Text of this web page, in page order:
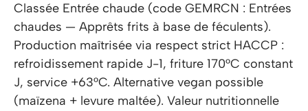
Classée Entrée chaude (code GEMRCN : Entrées
chaudes — Apprêts frits à base de féculents).
Production maîtrisée via respect strict HACCP :
refroidissement rapide J-1, friture 170°C constant
J, service +63°C. Alternative vegan possible
(maïzena + levure maltée). Valeur nutritionnelle